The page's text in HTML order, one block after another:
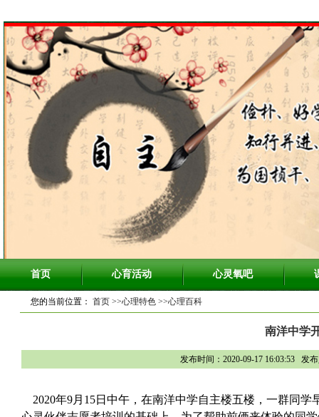
首页 心育活动 心灵氧吧
您的当前位置： 首页 >>心理特色 >>心理百科
南洋中学
发布时间：2020-09-17 16:03:53
2020年9月15日中午，在南洋中学自主楼五楼，一群同